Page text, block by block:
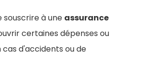
souscrire à une assurance
certaines dépenses ou
cas d'accidents ou de